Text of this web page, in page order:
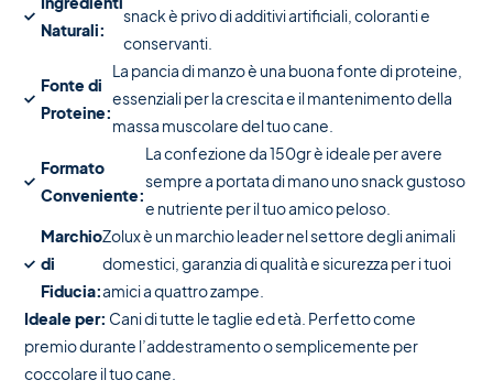
Naturali:
snack è privo di additivi artificiali, coloranti e
conservanti.
Fonte di
Proteine:
La pancia di manzo è una buona fonte di proteine,
essenziali per la crescita e il mantenimento della
massa muscolare del tuo cane.
Formato
Conveniente:
La confezione da 150gr è ideale per avere
sempre a portata di mano uno snack gustoso
e nutriente per il tuo amico peloso.
Marchio
di
Fiducia:
Zolux è un marchio leader nel settore degli animali
domestici, garanzia di qualità e sicurezza per i tuoi
amici a quattro zampe.
Ideale per: Cani di tutte le taglie ed età. Perfetto come
premio durante l’addestramento o semplicemente per
coccolare il tuo cane.